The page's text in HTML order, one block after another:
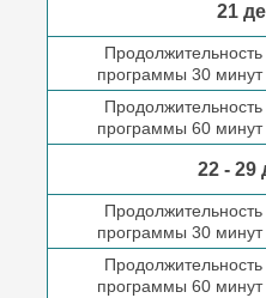
21
Продолжительность
программы 30 минут
Продолжительность
программы 60 минут
22 - 29
Продолжительность
программы 30 минут
Продолжительность
программы 60 минут